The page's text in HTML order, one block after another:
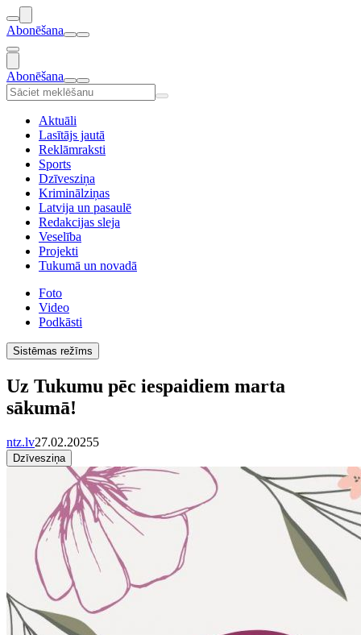
Abonēšana
Abonēšana
Aktuāli
Lasītājs jautā
Reklāmraksti
Sports
Dzīvesziņa
Kriminālziņas
Latvija un pasaulē
Redakcijas sleja
Veselība
Projekti
Tukumā un novadā
Foto
Video
Podkāsti
Sistēmas režīms
Uz Tukumu pēc iespaidiem marta
sākumā!
ntz.lv27.02.20255
Dzīvesziņa